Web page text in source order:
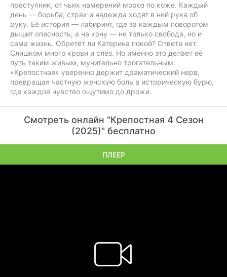
преступник, от чьих намерений мороз по коже. Каждый
день — борьба; страх и надежда ходят в ней рука об
руку. Её история — лабиринт, где за каждым поворотом
дышит опасность, а на кону — не только свобода, но и
сама жизнь. Обретёт ли Катерина покой? Ответа нет.
Слишком много крови и слёз. Но именно это делает её
путь таким живым, мучительно трогательным.
«Крепостная» уверенно держит драматический нерв,
превращая частную женскую боль в историческую бурю,
где каждое чувство ощутимо до дрожи.
Смотреть онлайн "Крепостная 4 Сезон
(2025)" бесплатно
ПЛЕЕР